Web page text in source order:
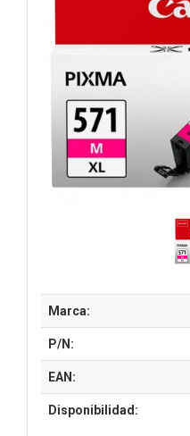
Marca:
P/N:
EAN:
Disponibilidad: